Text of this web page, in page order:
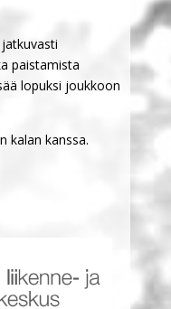
paistamista
lopuksi joukkoon
kalan kanssa.